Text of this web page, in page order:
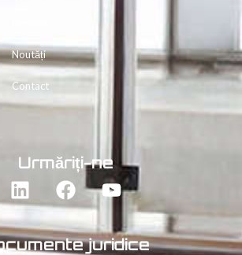
Noutăți
Contact
Urmăriți-ne
juridice